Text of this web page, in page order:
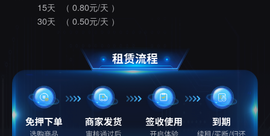
15天
（ 0.80元/天 ）
30天
（ 0.50元/天 ）